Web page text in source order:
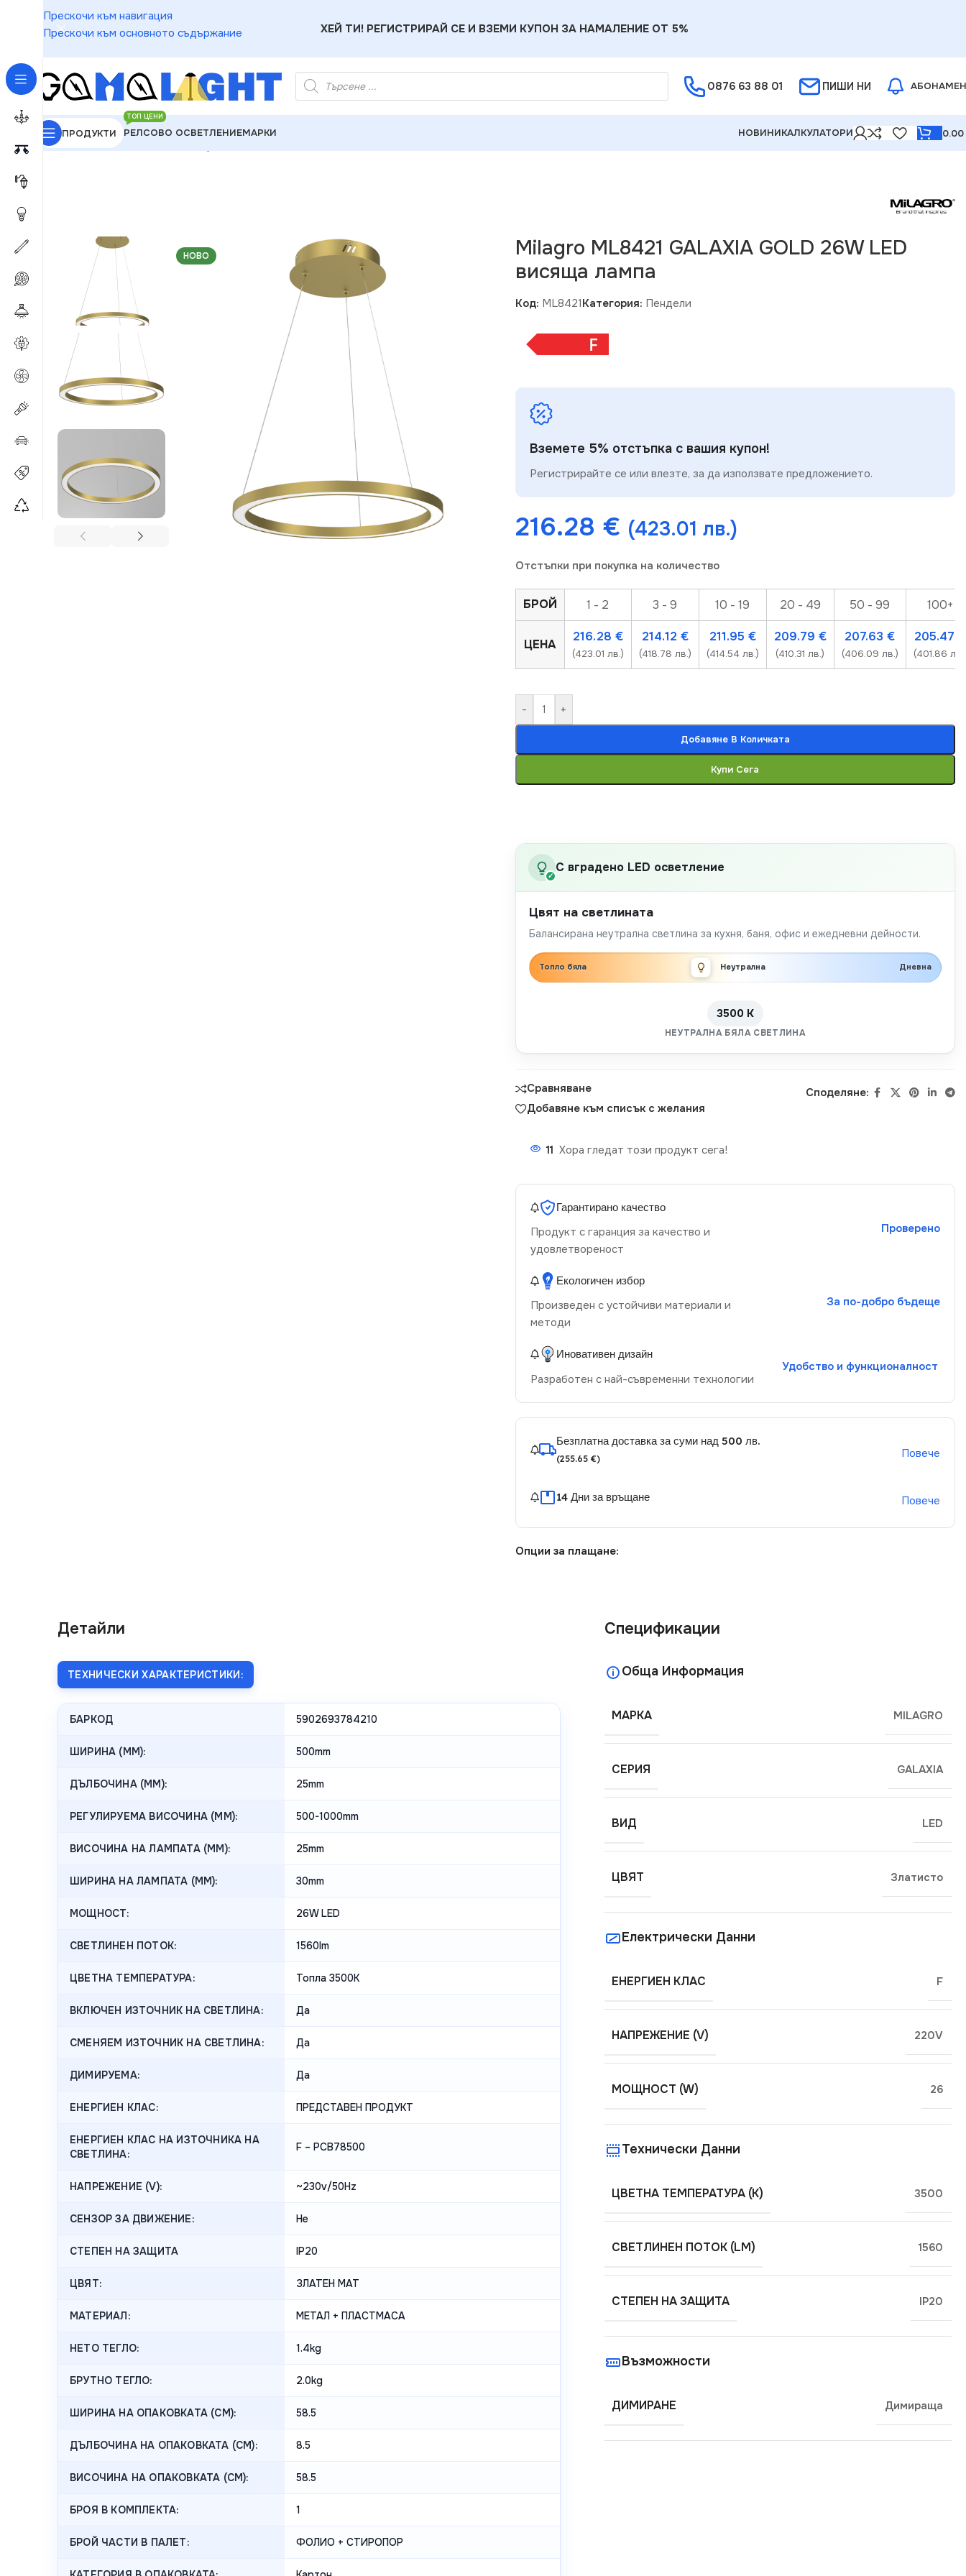
Прескочи към навигация
Прескочи към основното съдържание
ХЕЙ ТИ! РЕГИСТРИРАЙ СЕ И ВЗЕМИ КУПОН ЗА НАМАЛЕНИЕ ОТ 5%
0876 63 88 01 ПИШИ НИ
ПРОДУКТИ РЕЛСОВО ОСВЕТЛЕНИЕ
ТОП ЦЕНИ
МАРКИ НОВИНИКАЛКУЛАТОРИ 0.00
GAMALIGHT»
НОВО
Milagro ML8421 GALAXIA GOLD 26W LED
висяща лампа
Код: ML8421Категория: Пендели
F
Вземете 5% отстъпка с вашия купон!
Регистрирайте се или влезте, за да използвате предложението.
216.28 € (423.01 лв.)
Отстъпки при покупка на количество
БРОЙ 1 - 2 3 - 9 10 - 19 20 - 49 50 - 99 100+
ЦЕНА
216.28 €
(423.01 лв.)
214.12 €
(418.78 лв.)
211.95 €
(414.54 лв.)
209.79 €
(410.31 лв.)
207.63€
(406.09 лв.)
205.47
(401.86 лв.)
- +
Добавяне В Количката
Купи Сега
✓
С вградено LED осветление
Цвят на светлината
Балансирана неутрална светлина за кухня, баня, офис и ежедневни дейности.
Топло бяла Неутрална Дневна
3500 K
НЕУТРАЛНА БЯЛА СВЕТЛИНА
Сравняване
Добавяне към списък с желания
Споделяне:
11 Хора гледат този продукт сега!
Гарантирано качество
Продукт с гаранция за качество и
удовлетвореност
Проверено
Екологичен избор
Произведен с устойчиви материали и
методи
За по-добро бъдеще
Иновативен дизайн
Разработен с най-съвременни технологии
Удобство и функционалност
Безплатна доставка за суми над 500 лв.
(255.65 €) Повече
14 Дни за връщане Повече
Опции за плащане:
Детайли
ТЕХНИЧЕСКИ ХАРАКТЕРИСТИКИ:
БАРКОД 5902693784210
ШИРИНА (MM): 500mm
ДЪЛБОЧИНА (MM): 25mm
РЕГУЛИРУЕМА ВИСОЧИНА (MM): 500-1000mm
ВИСОЧИНА НА ЛАМПАТА (MM): 25mm
ШИРИНА НА ЛАМПАТА (MM): 30mm
МОЩНОСТ: 26W LED
СВЕТЛИНЕН ПОТОК: 1560lm
ЦВЕТНА ТЕМПЕРАТУРА: Топла 3500K
ВКЛЮЧЕН ИЗТОЧНИК НА СВЕТЛИНА: Да
СМЕНЯЕМ ИЗТОЧНИК НА СВЕТЛИНА: Да
ДИМИРУЕМА: Да
ЕНЕРГИЕН КЛАС: ПРЕДСТАВЕН ПРОДУКТ
ЕНЕРГИЕН КЛАС НА ИЗТОЧНИКА НА
СВЕТЛИНА:
F – PCB78500
НАПРЕЖЕНИЕ (V): ~230v/50Hz
СЕНЗОР ЗА ДВИЖЕНИЕ: Не
СТЕПЕН НА ЗАЩИТА IP20
ЦВЯТ: ЗЛАТЕН MAT
МАТЕРИАЛ: МЕТАЛ + ПЛАСТМАСА
НЕТО ТЕГЛО: 1.4kg
БРУТНО ТЕГЛО: 2.0kg
ШИРИНА НА ОПАКОВКАТА (CM): 58.5
ДЪЛБОЧИНА НА ОПАКОВКАТА (CM): 8.5
ВИСОЧИНА НА ОПАКОВКАТА (СМ): 58.5
БРОЯ В КОМПЛЕКТА: 1
БРОЙ ЧАСТИ В ПАЛЕТ: ФОЛИО + СТИРОПОР
Спецификации
Обща Информация
МАРКА MILAGRO
СЕРИЯ GALAXIA
ВИД LED
ЦВЯТ Златисто
Електрически Данни
ЕНЕРГИЕН КЛАС F
НАПРЕЖЕНИЕ (V) 220V
МОЩНОСТ (W) 26
Технически Данни
ЦВЕТНА ТЕМПЕРАТУРА (K) 3500
СВЕТЛИНЕН ПОТОК (LM) 1560
СТЕПЕН НА ЗАЩИТА IP20
Възможности
ДИМИРАНЕ Димираща